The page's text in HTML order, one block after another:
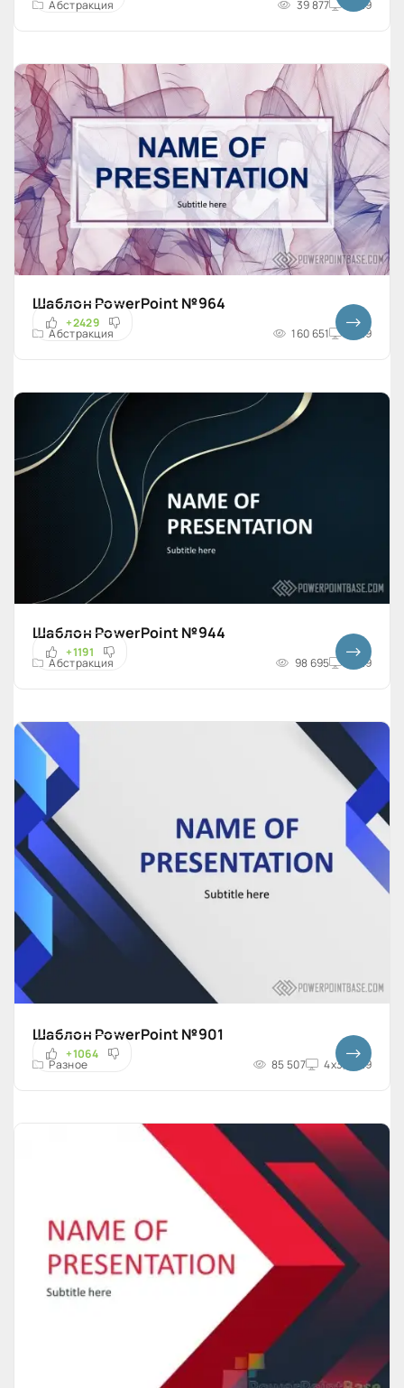
Абстракция 39 877 16x9
Шаблон PowerPoint №964
Абстракция 160 651 16x9
+2429
Шаблон PowerPoint №944
Абстракция 98 695 16x9
+1191
Шаблон PowerPoint №901
Разное 85 507 4x3, 16x9
+1064